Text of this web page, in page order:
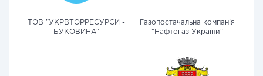
ТОВ "УКРВТОРРЕСУРСИ -
БУКОВИНА"
Газопостачальна компанія
"Нафтогаз України"